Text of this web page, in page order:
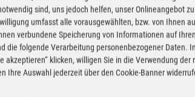
seitdem vom Motoren- und zum zentralen
das heute mehr als 20 Stellantis-Fabriken
Aktuell stecken in über 30 Modellen von
Bauteile aus Kaiserslautern. Der runde
am 20. Juni mit einem „Tag der offenen Tür“
sind, uns jedoch helfen, unser Onlineangebot
umfasst alle vorausgewählten, bzw. von Ihnen
verbundene Speicherung von Informationen auf
die folgende Verarbeitung personenbezogener Daten.
akzeptieren“ klicken, willigen Sie in die Verwendung der
Ihre Auswahl jederzeit über den Cookie-Banner